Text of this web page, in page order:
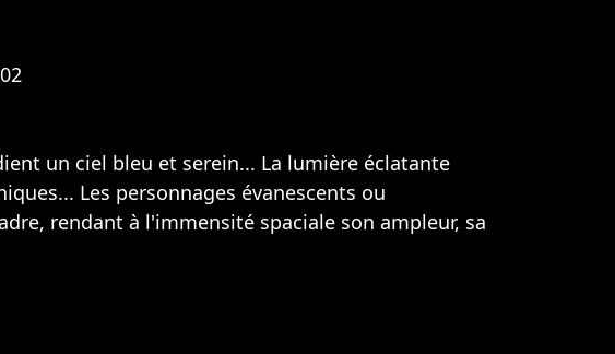
un ciel bleu et serein... La lumière éclatante
Les personnages évanescents ou
rendant à l'immensité spaciale son ampleur, sa